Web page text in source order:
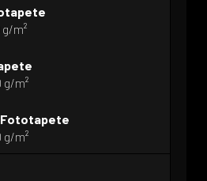
m²
g/m²
Fototapete
g/m²